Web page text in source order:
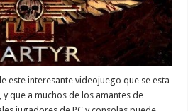
este interesante videojuego que se esta
que a muchos de los amantes de